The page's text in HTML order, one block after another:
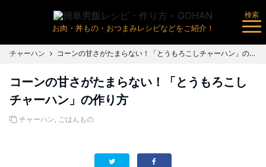
お肉・丼もの・おつまみレシピなどをご紹介！
検索
チャーハン コーンの甘さがたまらない！「とうもろこしチャーハン」の作り方
コーンの甘さがたまらない！「とうもろこし
チャーハン」の作り方
チャーハン, ごはんもの